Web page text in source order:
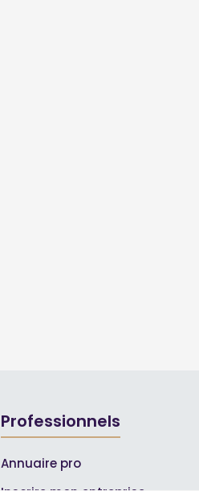
Professionnels
Annuaire pro